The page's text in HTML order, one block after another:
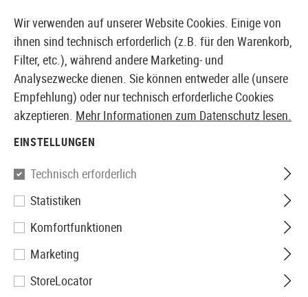
EUROPÄISCHER AIRSOFT SHOP & GROßHÄNDLER
JTG
Sexiest Man Alive Rubber
Patch
Wir verwenden auf unserer Website Cookies. Einige von
ihnen sind technisch erforderlich (z.B. für den Warenkorb,
Filter, etc.), während andere Marketing- und
Analysezwecke dienen. Sie können entweder alle (unsere
Empfehlung) oder nur technisch erforderliche Cookies
akzeptieren. Mehr Informationen zum Datenschutz lesen.
EINSTELLUNGEN
Technisch erforderlich
Statistiken
Komfortfunktionen
Marketing
StoreLocator